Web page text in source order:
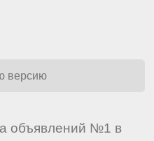
версию
объявлений №1 в